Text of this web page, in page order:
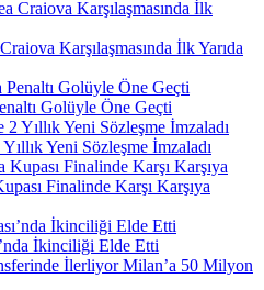
Karşılaşmasında İlk Yarıda
Golüyle Öne Geçti
Yeni Sözleşme İmzaladı
Finalinde Karşı Karşıya
İkinciliği Elde Etti